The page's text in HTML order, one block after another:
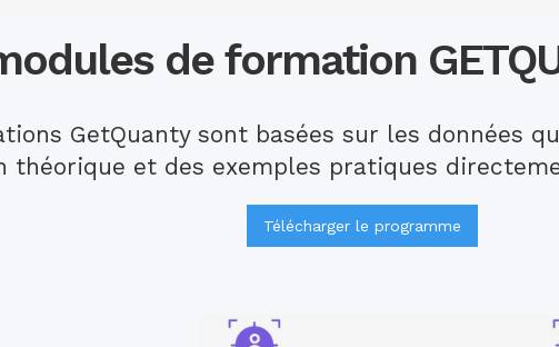
de formation
GetQuanty sont basées sur les données
théorique et des exemples pratiques
Télécharger le programme